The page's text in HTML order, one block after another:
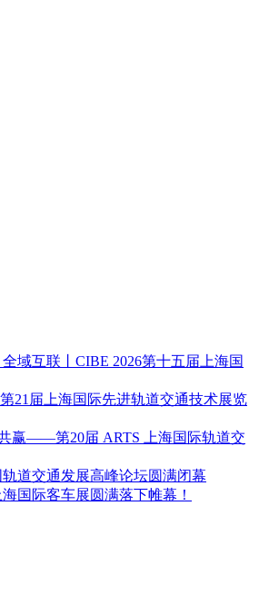
域互联丨CIBE 2026第十五届上海国
第21届上海国际先进轨道交通技术展览
共赢——第20届 ARTS 上海国际轨道交
道交通发展高峰论坛圆满闭幕
国际客车展圆满落下帷幕！